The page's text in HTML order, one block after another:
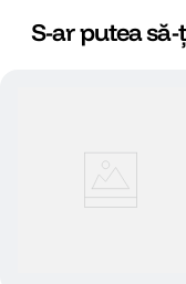
S-ar putea să-